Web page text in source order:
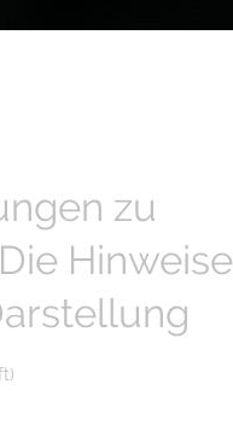
zu
Hinweise